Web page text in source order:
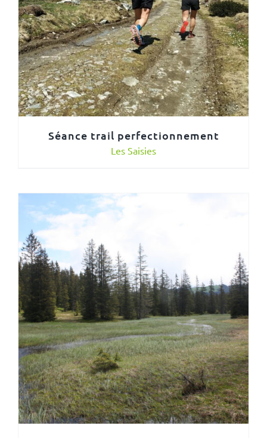
Séance trail perfectionnement
Les Saisies